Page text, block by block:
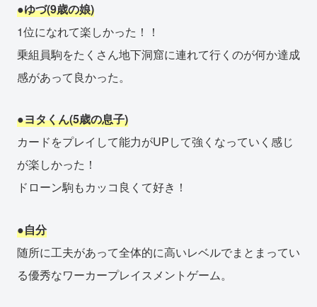
●ゆづ(9歳の娘)
1位になれて楽しかった！！
乗組員駒をたくさん地下洞窟に連れて行くのが何か達成
感があって良かった。
●ヨタくん(5歳の息子)
カードをプレイして能力がUPして強くなっていく感じ
が楽しかった！
ドローン駒もカッコ良くて好き！
●自分
随所に工夫があって全体的に高いレベルでまとまってい
る優秀なワーカープレイスメントゲーム。